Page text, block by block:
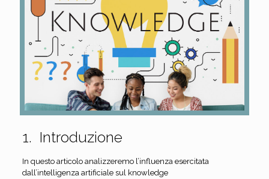
1. Introduzione
In questo articolo analizzeremo l’influenza esercitata
dall’intelligenza artificiale sul knowledge